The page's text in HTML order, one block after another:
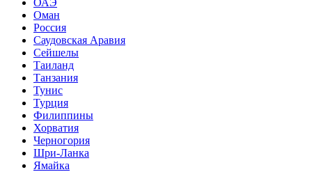
Оман
Россия
Саудовская Аравия
Сейшелы
Таиланд
Танзания
Тунис
Турция
Филиппины
Хорватия
Черногория
Шри-Ланка
Ямайка